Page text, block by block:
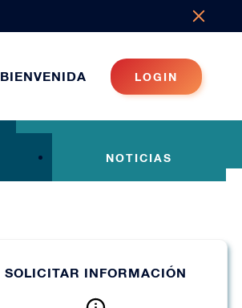
BIENVENIDA LOGIN
NOTICIAS
SOLICITAR INFORMACIÓN